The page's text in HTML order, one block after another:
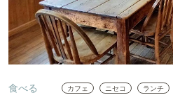
食べる カフェ ニセコ ランチ